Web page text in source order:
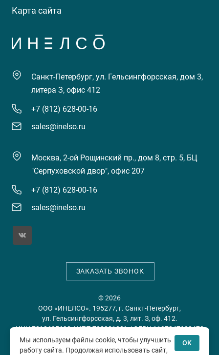
Карта сайта
Санкт-Петербург, ул. Гельсингфорсская, дом 3,
литера З, офис 412
+7 (812) 628-00-16
sales@inelso.ru
Москва, 2-ой Рощинский пр., дом 8, стр. 5, БЦ
"Серпуховской двор", офис 207
+7 (812) 628-00-16
sales@inelso.ru
ЗАКАЗАТЬ ЗВОНОК
© 2026
ООО «ИНЕЛСО». 195277, г. Санкт-Петербург,
ул. Гельсингфорсская, д. 3, лит. З, оф. 412.
ИНН 7813635698 / КПП 780201001 / ОГРН 1197847128478
Мы используем файлы cookie, чтобы улучшить
работу сайта. Продолжая использовать сайт,
OK